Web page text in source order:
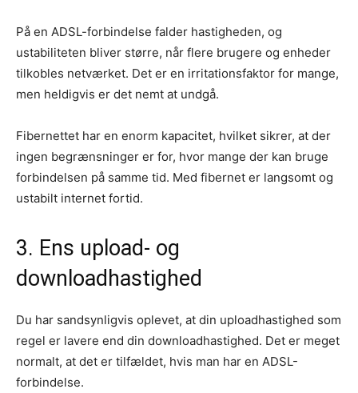
På en ADSL-forbindelse falder hastigheden, og
ustabiliteten bliver større, når flere brugere og enheder
tilkobles netværket. Det er en irritationsfaktor for mange,
men heldigvis er det nemt at undgå.
Fibernettet har en enorm kapacitet, hvilket sikrer, at der
ingen begrænsninger er for, hvor mange der kan bruge
forbindelsen på samme tid. Med fibernet er langsomt og
ustabilt internet fortid.
3. Ens upload- og
downloadhastighed
Du har sandsynligvis oplevet, at din uploadhastighed som
regel er lavere end din downloadhastighed. Det er meget
normalt, at det er tilfældet, hvis man har en ADSL-
forbindelse.